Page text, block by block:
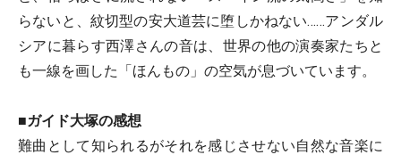
らないと、紋切型の安大道芸に堕しかねない……アンダル
シアに暮らす西澤さんの音は、世界の他の演奏家たちと
も一線を画した「ほんもの」の空気が息づいています。
■ガイド大塚の感想
難曲として知られるがそれを感じさせない自然な音楽に